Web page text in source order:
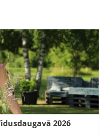
2026